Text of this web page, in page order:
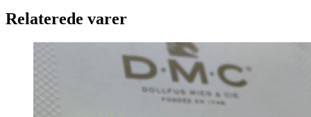
Relaterede varer